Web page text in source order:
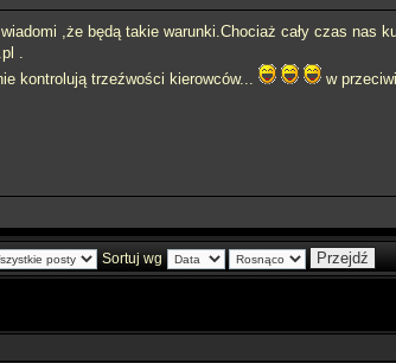
,że będą takie warunki.Chociaż cały czas nas
.
kontrolują trzeźwości kierowców...
w
Sortuj wg